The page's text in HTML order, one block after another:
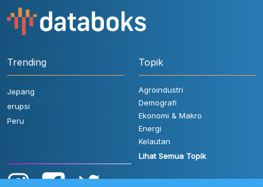
Trending
Jepang
erupsi
Peru
Topik
Agroindustri
Demografi
Ekonomi & Makro
Energi
Kelautan
Lihat Semua Topik